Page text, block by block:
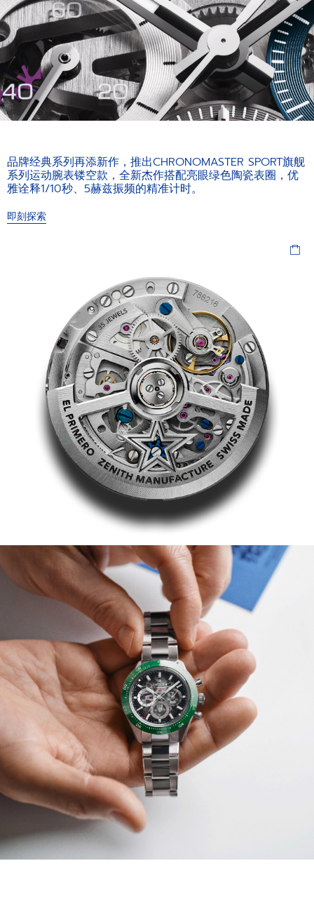
品牌经典系列再添新作，推出CHRONOMASTER SPORT旗舰
系列运动腕表镂空款，全新杰作搭配亮眼绿色陶瓷表圈，优
雅诠释1/10秒、5赫兹振频的精准计时。
即刻探索